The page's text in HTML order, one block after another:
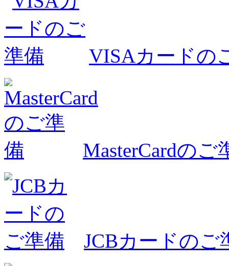
VISAカードの
MasterCardのご
JCBカードのご